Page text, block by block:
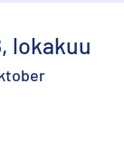
lokakuu